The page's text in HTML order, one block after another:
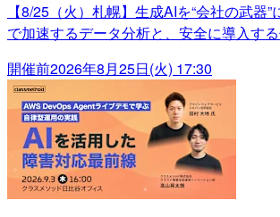
【8/25（火）札幌】生成AIを“会社の武器
で加速するデータ分析と、安全に導入す
開催前2026年8月25日(火) 17:30